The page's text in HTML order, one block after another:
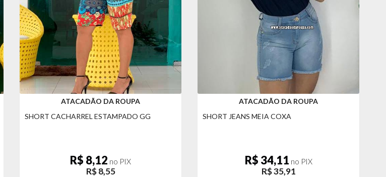
ATACADÃO DA ROUPA
SHORT CACHARREL ESTAMPADO GG
R$ 8,12 no PIX
R$ 8,55
ATACADÃO DA ROUPA
SHORT JEANS MEIA COXA
R$ 34,11 no PIX
R$ 35,91